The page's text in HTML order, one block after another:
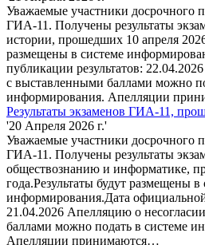
Уважаемые участники досрочного
ГИА-11. Получены результаты
истории, прошедших 10 апреля
размещены в системе
публикации результатов:
с выставленными баллами можно
информирования. Апелляции
Результаты экзаменов ГИА-11,
'20 Апреля 2026 г.'
Уважаемые участники досрочного
ГИА-11. Получены результаты
обществознанию и информатике,
года.Результаты будут размещены в
информирования.Дата
21.04.2026 Апелляцию о
баллами можно подать в системе
Апелляции принимаются…